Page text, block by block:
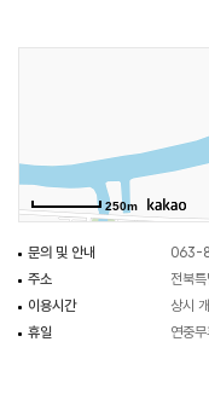
있다. 만경강의 퇴적작용으
자전거길이 조성되어 있어
있으며 삼례를 중심으로 만
억새로 장관을 이루어 아름답
250m
문의 및 안내
063-
주소
전북
이용시간
상시
휴일
연중